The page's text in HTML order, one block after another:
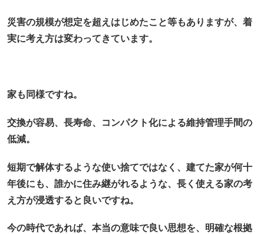
災害の規模が想定を超えはじめたこと等もありますが、着
実に考え方は変わってきています。
家も同様ですね。
交換が容易、長寿命、コンパクト化による維持管理手間の
低減。
短期で解体するような使い捨てではなく、建てた家が何十
年後にも、誰かに住み継がれるような、長く使える家の考
え方が浸透すると良いですね。
今の時代であれば、本当の意味で良い思想を、明確な根拠